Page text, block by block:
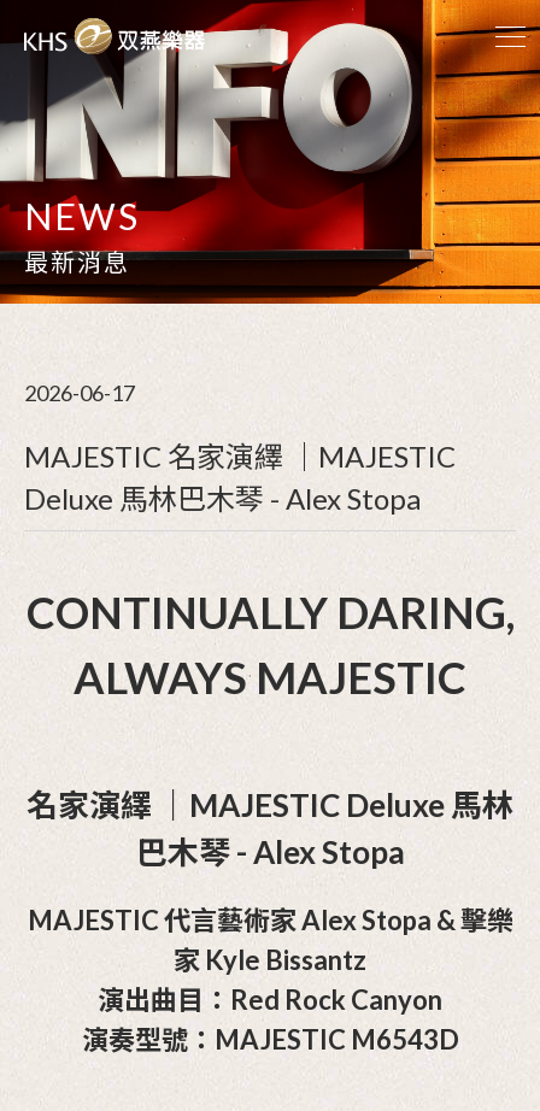
NEWS
最新消息
2026-06-17
MAJESTIC 名家演繹 ｜MAJESTIC
Deluxe 馬林巴木琴 - Alex Stopa
CONTINUALLY DARING,
ALWAYS MAJESTIC
名家演繹 ｜MAJESTIC Deluxe 馬林
巴木琴 - Alex Stopa
MAJESTIC 代言藝術家 Alex Stopa & 擊樂
家 Kyle Bissantz
演出曲目：Red Rock Canyon
演奏型號：MAJESTIC M6543D